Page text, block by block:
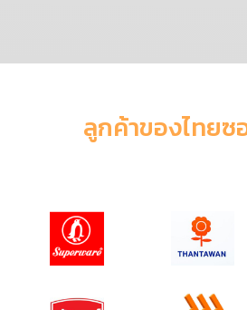
ลูกค้าของไทยซ